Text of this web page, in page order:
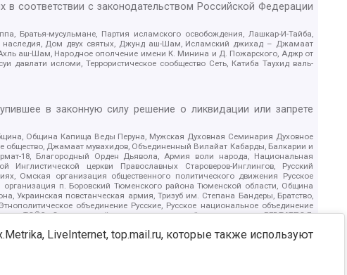
соответствии с законодательством Российской Федерации
Братья-мусульмане, Партия исламского освобождения, Лашкар-И-Тайба,
наследия, Дом двух святых, Джунд аш-Шам, Исламский джихад – Джамаат
аш-Шам, Народное ополчение имени К. Минина и Д. Пожарского, Аджр от
исломи, Террористическое сообщество Сеть, Катиба Таухид валь-
в законную силу решение о ликвидации или запрете
Община Капища Веды Перуна, Мужская Духовная Семинария Духовное
общество, Джамаат мувахидов, Объединенный Вилайат Кабарды, Балкарии и
18, Благородный Орден Дьявола, Армия воли народа, Национальная
церкви Православных Староверов-Инглингов, Русский
Омская организация общественного политического движения Русское
п. Боровский Тюменского района Тюменской области, Община
Украинская повстанческая армия, Тризуб им. Степана Бандеры, Братство,
объединение Русские, Русское национальное объединение
ТОЙС, О противодействии экстремистской деятельности, РЕВТАТПОД,
Башкорт, Нация и свобода, W.H.С., Фалунь Дафа, Иртыш Ultras, Русский
граждан СССР Прикубанского округа г. Краснодара
LiveInternet, top.mail.ru, которые также используют